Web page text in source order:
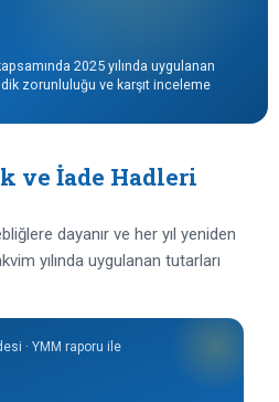
2025 yılında uygulanan
zorunluluğu ve karşıt inceleme
ve İade Hadleri
dayanır ve her yıl yeniden
yılında uygulanan tutarları
· YMM raporu ile